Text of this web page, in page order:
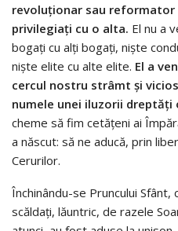
revoluționar sau reformator
privilegiați cu o alta. El nu a
bogați cu alți bogați, niște
niște elite cu alte elite. El a
cercul nostru strâmt și
numele unei iluzorii dreptăți
cheme să fim cetățeni ai
a născut: să ne aducă, prin
Cerurilor.
Închinându-se Pruncului
scăldați, lăuntric, de razele